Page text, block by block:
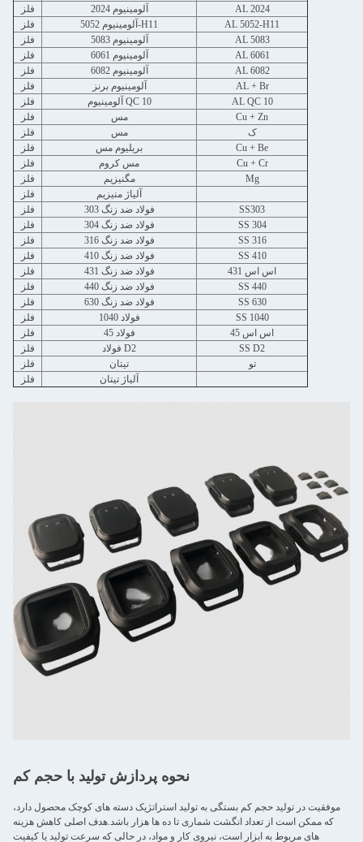
فلز
آلومینیوم 2024
AL 2024
فلز
آلومینیوم 5052-H11
AL 5052-H11
فلز
آلومینیوم 5083
AL 5083
فلز
آلومینیوم 6061
AL 6061
فلز
آلومینیوم 6082
AL 6082
فلز
آلومینیوم برنز
AL + Br
فلز
آلومینیوم QC 10
AL QC 10
فلز
مس
Cu + Zn
فلز
مس
ک
فلز
بریلیوم مس
Cu + Be
فلز
مس کروم
Cu + Cr
فلز
مگنیزیم
Mg
فلز
آلیاژ منیزیم
فلز
فولاد ضد زنگ 303
SS303
فلز
فولاد ضد زنگ 304
SS 304
فلز
فولاد ضد زنگ 316
SS 316
فلز
فولاد ضد زنگ 410
SS 410
فلز
فولاد ضد زنگ 431
اس اس 431
فلز
فولاد ضد زنگ 440
SS 440
فلز
فولاد ضد زنگ 630
SS 630
فلز
فولاد 1040
SS 1040
فلز
فولاد 45
اس اس 45
فلز
فولاد D2
SS D2
فلز
تیتان
تو
فلز
آلیاژ تیتان
نحوه پردازش تولید با حجم کم
موفقیت در تولید حجم کم بستگی به تولید استراتژیک دسته های کوچک محصول دارد،
که ممکن است از تعداد انگشت شماری تا ده ها هزار باشد.هدف اصلی کاهش هزینه
های مربوط به ابزار است، نیروی کار و مواد، در حالی که سرعت تولید یا کیفیت